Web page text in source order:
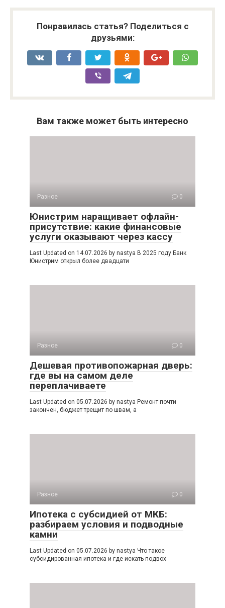
Понравилась статья? Поделиться с
друзьями:
Вам также может быть интересно
Разное 0
Юнистрим наращивает офлайн-
присутствие: какие финансовые
услуги оказывают через кассу
Last Updated on 14.07.2026 by nastya В 2025 году Банк
Юнистрим открыл более двадцати
Разное 0
Дешевая противопожарная дверь:
где вы на самом деле
переплачиваете
Last Updated on 05.07.2026 by nastya Ремонт почти
закончен, бюджет трещит по швам, а
Разное 0
Ипотека с субсидией от МКБ:
разбираем условия и подводные
камни
Last Updated on 05.07.2026 by nastya Что такое
субсидированная ипотека и где искать подвох